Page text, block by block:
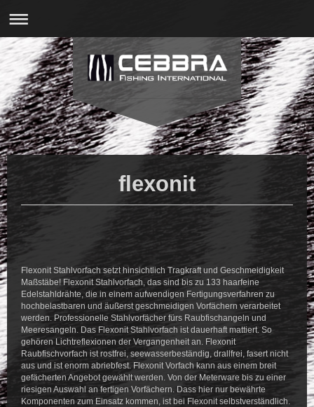
flexonit
Flexonit Stahlvorfach setzt hinsichtlich Tragkraft und Geschmeidigkeit
Maßstäbe! Flexonit Stahlvorfach, das sind bis zu 133 haarfeine
Edelstahldrähte, die in einem aufwendigen Fertigungsverfahren zu
hochbelastbaren und äußerst geschmeidigen Vorfächern verarbeitet
werden. Professionelle Stahlvorfächer fürs Raubfischangeln und
Meeresangeln. Das Flexonit Stahlvorfach ist dauerhaft mattiert. So
gehören Lichtreflexionen der Vergangenheit an. Flexonit
Raubfischvorfach ist rostfrei, seewasserbeständig, drallfrei, fasert nicht
aus und ist enorm abriebfest. Flexonit Vorfach kann aus einem breit
gefächerten Angebot gewählt werden. Von der Meterware bis zu einer
riesigen Auswahl an fertigen Vorfächern. Dass hier nur bewährte
Komponenten zum Einsatz kommen, ist bei Flexonit selbstverständlich.